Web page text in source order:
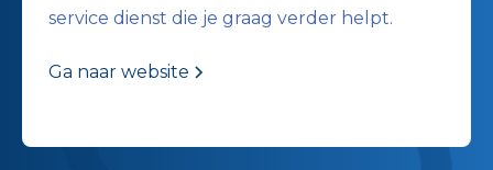
service dienst die je graag verder helpt.
Ga naar website